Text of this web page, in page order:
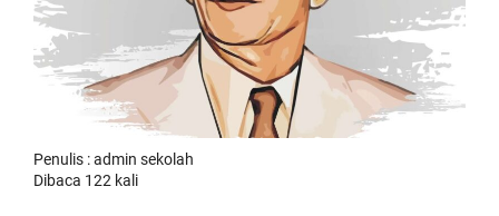
Penulis : admin sekolah
Dibaca 122 kali